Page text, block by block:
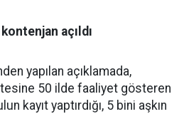
açıldı
yapılan açıklamada,
50 ilde faaliyet gösteren
kayıt yaptırdığı, 5 bini aşkın